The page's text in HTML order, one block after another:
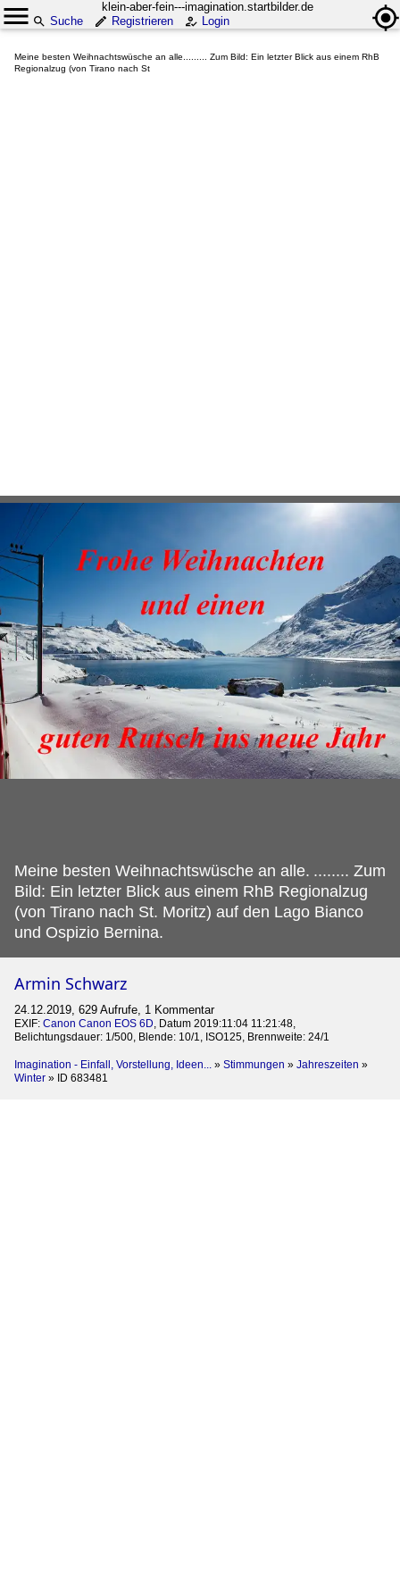
klein-aber-fein---imagination.startbilder.de
Suche
Registrieren Login
Meine besten Weihnachtswüsche an alle......... Zum Bild: Ein letzter Blick aus einem RhB
Regionalzug (von Tirano nach St
Meine besten Weihnachtswüsche an alle. ........ Zum
Bild: Ein letzter Blick aus einem RhB Regionalzug
(von Tirano nach St. Moritz) auf den Lago Bianco
und Ospizio Bernina.
Armin Schwarz
24.12.2019, 629 Aufrufe, 1 Kommentar
EXIF: Canon Canon EOS 6D, Datum 2019:11:04 11:21:48,
Belichtungsdauer: 1/500, Blende: 10/1, ISO125, Brennweite: 24/1
Imagination - Einfall, Vorstellung, Ideen... » Stimmungen » Jahreszeiten »
Winter » ID 683481